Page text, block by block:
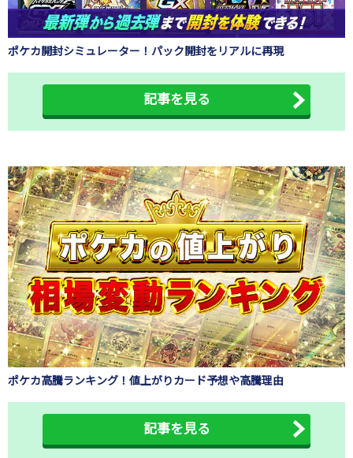
ポケカ開封シミュレーター！パック開封をリアルに再現
記事を見る
ポケカ高騰ランキング！値上がりカード予想や高騰理由
記事を見る